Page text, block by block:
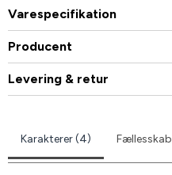
Varespecifikation
Producent
Levering & retur
Karakterer (4) Fællesskab